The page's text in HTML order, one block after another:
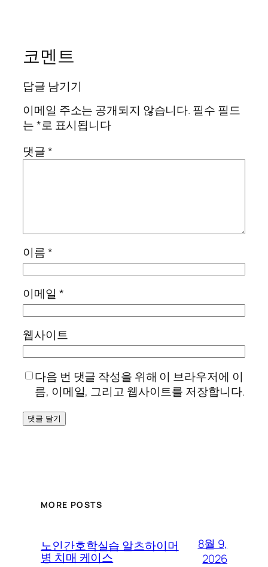
코멘트
답글 남기기
이메일 주소는 공개되지 않습니다. 필수 필드
는*로 표시됩니다
댓글*
이름*
이메일 *
웹사이트
다음 번 댓글 작성을 위해 이 브라우저에 이
름, 이메일, 그리고 웹사이트를 저장합니다.
MORE POSTS
노인간호학실습 알츠하이머
병 치매 케이스
8월 9,
2026